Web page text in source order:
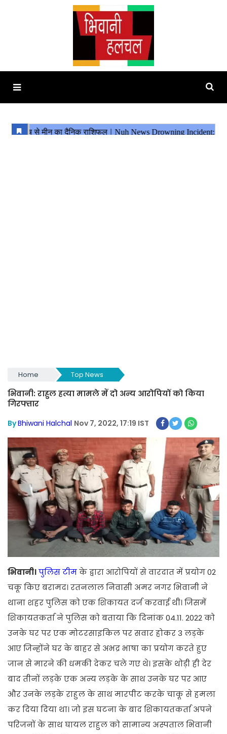
Home Top News
भिवानी: राहुल हत्या मामले में दो अन्य आरोपियों को किया
गिरफ्तार
ByBhiwani Halchal Nov 7, 2022, 17:19 IST
भिवानी।पुलिस टीमके द्वारा आरोपियों से वारदात में प्रयोग 02
चकू किए बरामद। रतनलाल निवासी अमर नगर भिवानी ने
थाना शहर पुलिस को एक शिकायत दर्ज करवाई थी। जिसमें
शिकायतकर्ता ने पुलिस को बताया कि दिनांक 04.11. 2022 को
उनके घर पर एक मोटरसाइकिल पर सवार होकर 3 लड़के
आए जिन्होंने घर के बाहर से अभद्र भाषा का प्रयोग करते हुए
जान से मारने की धमकी देकर चले गए थे। इसके थोड़ी ही देर
बाद तीनों लड़के एक अन्य लड़के के साथ उनके घर पर आए
और उनके लड़के राहुल के साथ मारपीट करके चाकू से हमला
कर दिया दिया था। जो इस घटना के बाद शिकायतकर्ता अपने
परिजनों के साथ घायल राहुल को सामान्य अस्पताल भिवानी